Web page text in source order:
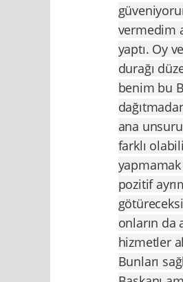
vermedim
yaptı. Oy
durağı
benim bu
ana
farklı
pozitif
onların da
hizmetler
Bunları